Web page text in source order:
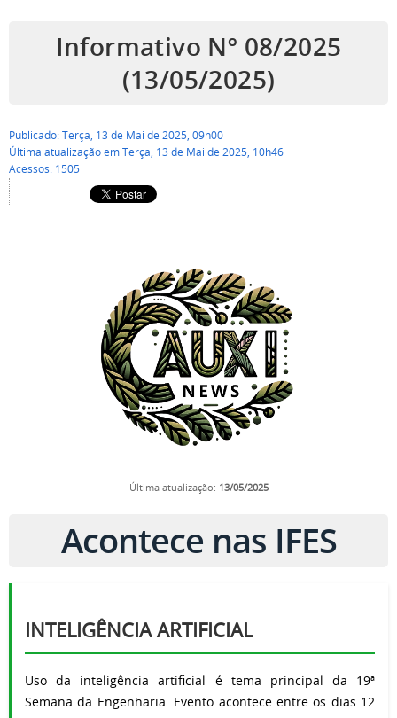
Informativo Nº 08/2025
(13/05/2025)
Publicado: Terça, 13 de Mai de 2025, 09h00
Última atualização em Terça, 13 de Mai de 2025, 10h46
Acessos: 1505
Última atualização: 13/05/2025
Acontece nas IFES
INTELIGÊNCIA ARTIFICIAL
Uso da inteligência artificial é tema principal da 19ª
Semana da Engenharia. Evento acontece entre os dias 12